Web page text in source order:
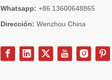
Las válvulas de
Whatsapp: +86 13600648865
Dirección: Wenzhou China